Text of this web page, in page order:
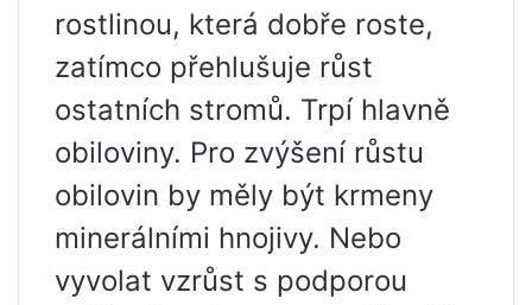
rostlinou, která dobře roste,
zatímco přehlušuje růst
ostatních stromů. Trpí hlavně
obiloviny. Pro zvýšení růstu
obilovin by měly být krmeny
minerálními hnojivy. Nebo
vyvolat vzrůst s podporou